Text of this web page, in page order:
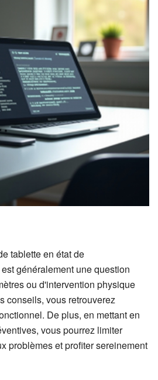
tablette en état de
généralement une question
ou d'intervention physique
conseils, vous retrouverez
De plus, en mettant en
vous pourrez limiter
problèmes et profiter sereinement